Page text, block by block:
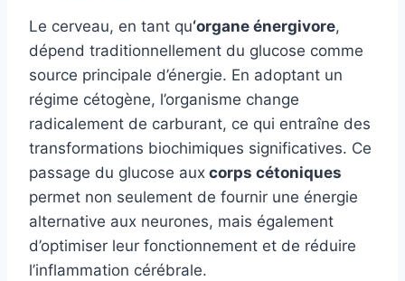
Le cerveau, en tant qu‘organe énergivore,
dépend traditionnellement du glucose comme
source principale d’énergie. En adoptant un
régime cétogène, l’organisme change
radicalement de carburant, ce qui entraîne des
transformations biochimiques significatives. Ce
passage du glucose aux corps cétoniques
permet non seulement de fournir une énergie
alternative aux neurones, mais également
d’optimiser leur fonctionnement et de réduire
l’inflammation cérébrale.